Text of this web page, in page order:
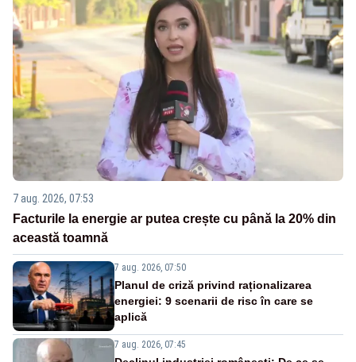
7 aug. 2026, 07:53
Facturile la energie ar putea crește cu până la 20% din
această toamnă
7 aug. 2026, 07:50
Planul de criză privind raționalizarea
energiei: 9 scenarii de risc în care se
aplică
7 aug. 2026, 07:45